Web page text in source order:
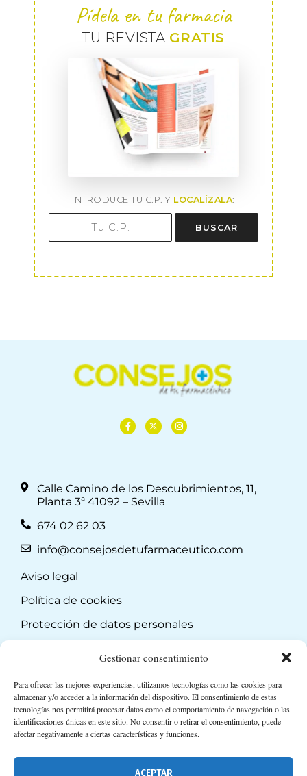
Gestionar consentimiento
Para ofrecer las mejores experiencias, utilizamos tecnologías como las cookies para
almacenar y/o acceder a la información del dispositivo. El consentimiento de estas
tecnologías nos permitirá procesar datos como el comportamiento de navegación o las
identificaciones únicas en este sitio. No consentir o retirar el consentimiento, puede
afectar negativamente a ciertas características y funciones.
ACEPTAR
Pídela en tu farmacia
TU REVISTA GRATIS
INTRODUCE TU C.P. Y LOCALÍZALA:
BUSCAR
Calle Camino de los Descubrimientos, 11,
Planta 3ª 41092 – Sevilla
674 02 62 03
info@consejosdetufarmaceutico.com
Aviso legal
Política de cookies
Protección de datos personales